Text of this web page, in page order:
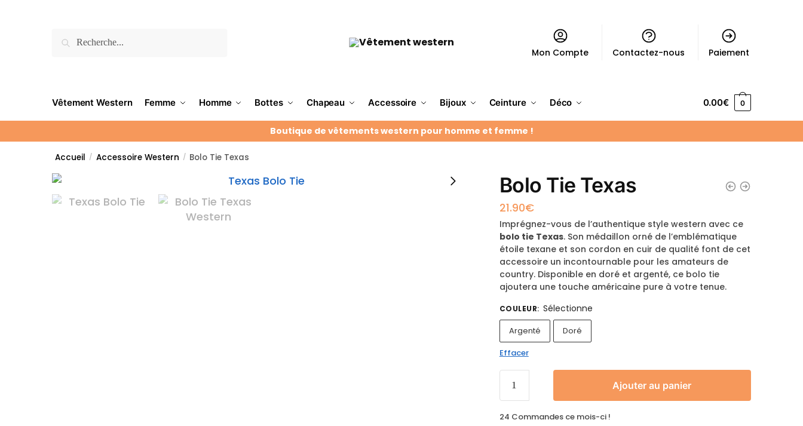
Mon Compte Contactez-nous Paiement
Vêtement Western Femme Homme Bottes Chapeau Accessoire Bijoux Ceinture Déco 0.00€ 0
Boutique de vêtements western pour homme et femme !
Accueil / Accessoire Western / Bolo Tie Texas
Bolo Tie Texas
21.90€
Imprégnez-vous de l’authentique style western avec ce
bolo tie Texas. Son médaillon orné de l’emblématique
étoile texane et son cordon en cuir de qualité font de cet
accessoire un incontournable pour les amateurs de
country. Disponible en doré et argenté, ce bolo tie
ajoutera une touche américaine pure à votre tenue.
COULEUR: Sélectionne
Argenté
Doré
Effacer
Ajouter au panier
24 Commandes ce mois-ci !